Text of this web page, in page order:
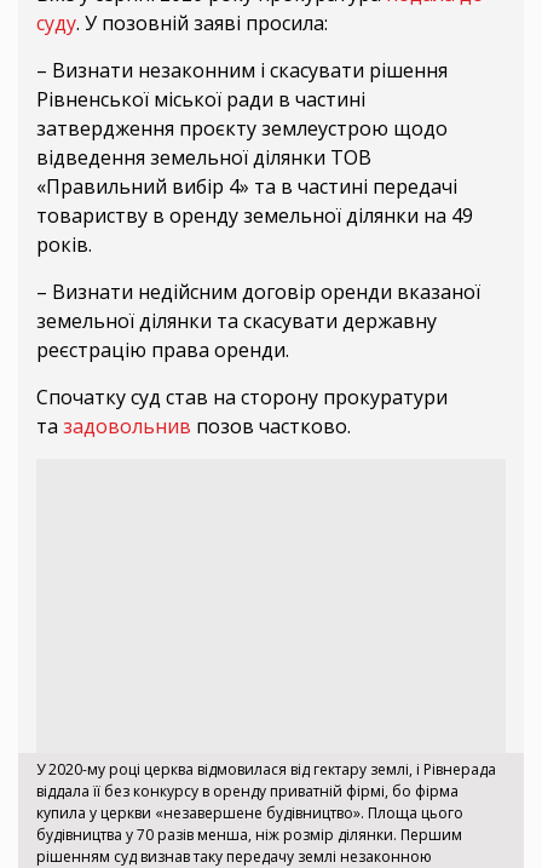
суду. У позовній заяві просила:
– Визнати незаконним і скасувати рішення
Рівненської міської ради в частині
затвердження проєкту землеустрою щодо
відведення земельної ділянки ТОВ
«Правильний вибір 4» та в частині передачі
товариству в оренду земельної ділянки на 49
років.
– Визнати недійсним договір оренди вказаної
земельної ділянки та скасувати державну
реєстрацію права оренди.
Спочатку суд став на сторону прокуратури
та задовольнив позов частково.
У 2020-му році церква відмовилася від гектару землі, і Рівнерада
віддала її без конкурсу в оренду приватній фірмі, бо фірма
купила у церкви «незавершене будівництво». Площа цього
будівництва у 70 разів менша, ніж розмір ділянки. Першим
рішенням суд визнав таку передачу землі незаконною